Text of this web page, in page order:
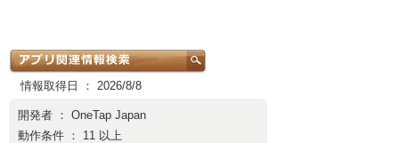
情報取得日 ： 2026/8/8
開発者 ： OneTap Japan
動作条件 ： 11 以上